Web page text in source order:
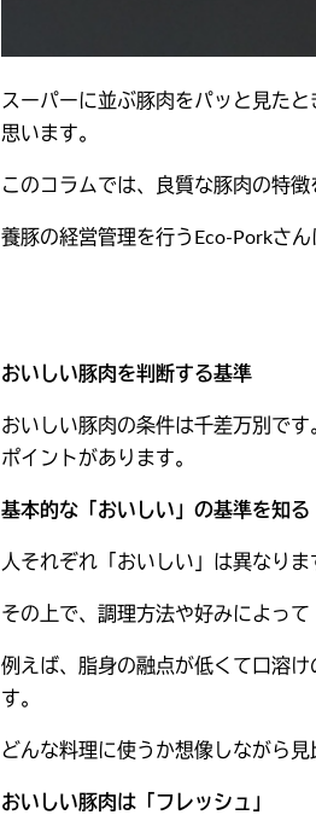
スーパーに並ぶ豚肉をパッと見た
思います。
このコラムでは、良質な豚肉の特
養豚の経営管理を行うEco-Porkさん
おいしい豚肉を判断する基準
おいしい豚肉の条件は千差万別で
ポイントがあります。
基本的な「おいしい」の基準を知る
人それぞれ「おいしい」は異なり
その上で、調理方法や好みによっ
例えば、脂身の融点が低くて口溶
す。
どんな料理に使うか想像しながら見
おいしい豚肉は「フレッシュ」